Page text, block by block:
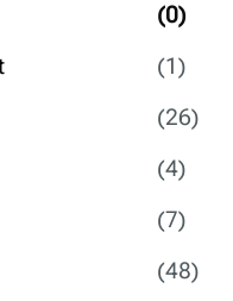
(0)
(1)
(26)
(4)
(7)
(48)